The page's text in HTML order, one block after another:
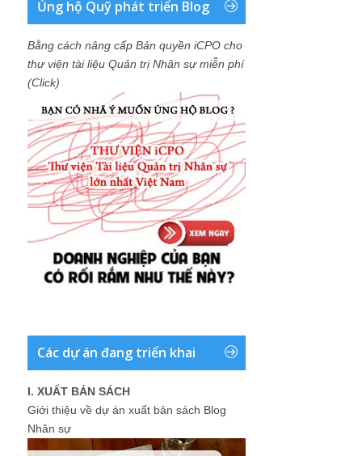
Ủng hộ Quỹ phát triển Blog
Bằng cách nâng cấp Bản quyền iCPO cho
thư viện tài liệu Quản trị Nhân sự miễn phí
(Click)
Các dự án đang triển khai
I. XUẤT BẢN SÁCH
Giới thiệu về dự án xuất bản sách Blog
Nhân sự